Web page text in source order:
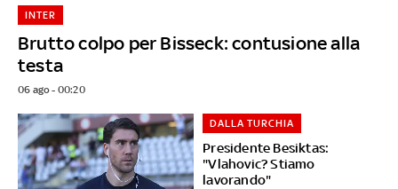
Brutto colpo per Bisseck: contusione alla
testa
INTER
06 ago - 00:20
Presidente Besiktas:
"Vlahovic? Stiamo
lavorando"
DALLA TURCHIA